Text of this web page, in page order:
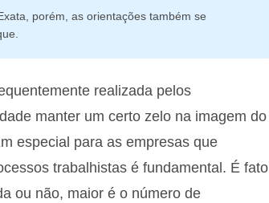
porém, as orientações também se
realizada pelos
manter um certo zelo na imagem do
especial para as empresas que
trabalhistas é fundamental. É fato
ou não, maior é o número de